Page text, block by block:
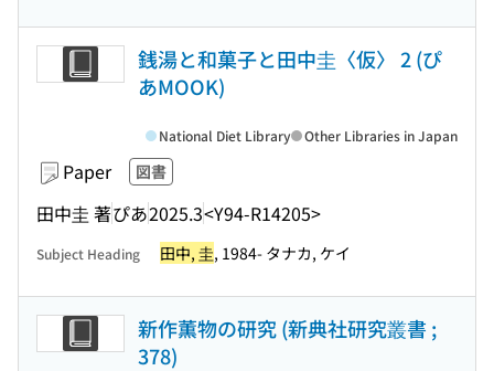
銭湯と和菓子と田中圭〈仮〉 2 (ぴ
あMOOK)
Paper 図書
田中圭 著ぴあ2025.3<Y94-R14205>
National Diet Library Other Libraries in Japan
Subject Heading 田中, 圭, 1984- タナカ, ケイ
新作薫物の研究 (新典社研究叢書 ;
378)